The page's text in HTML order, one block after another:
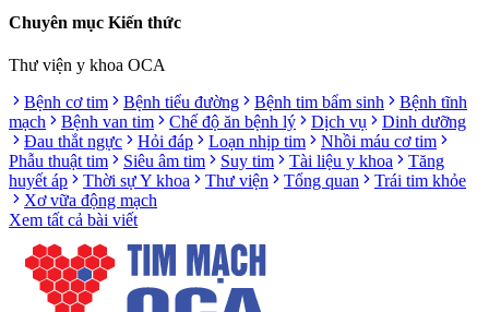
Chuyên mục Kiến thức
Thư viện y khoa OCA
Bệnh cơ tim
Bệnh tiểu đường Bệnh tim bẩm sinh
Bệnh tĩnh
mạch
Bệnh van tim Chế độ ăn bệnh lý Dịch vụ
Dinh dưỡng
Đau thắt ngực
Hỏi đáp Loạn nhịp tim
Nhồi máu cơ tim
Phẫu thuật tim
Siêu âm tim Suy tim Tài liệu y khoa
Tăng
huyết áp
Thời sự Y khoa Thư viện Tổng quan
Trái tim khỏe
Xơ vữa động mạch
Xem tất cả bài viết